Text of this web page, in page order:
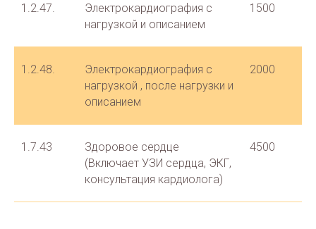
1.2.47.
Электрокардиография с
нагрузкой и описанием
1500
1.2.48.
Электрокардиография с
нагрузкой , после нагрузки и
описанием
2000
1.7.43
Здоровое сердце
(Включает УЗИ сердца, ЭКГ,
консультация кардиолога)
4500